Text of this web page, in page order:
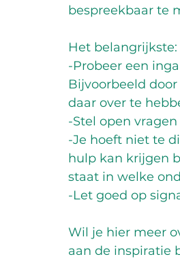
bespreekbaar te
Het belangrijkste:
-Probeer een
Bijvoorbeeld
daar over te
-Stel open
-Je hoeft niet te
hulp kan krijgen
staat in welke
-Let goed op
Wil je hier meer
aan de inspiratie